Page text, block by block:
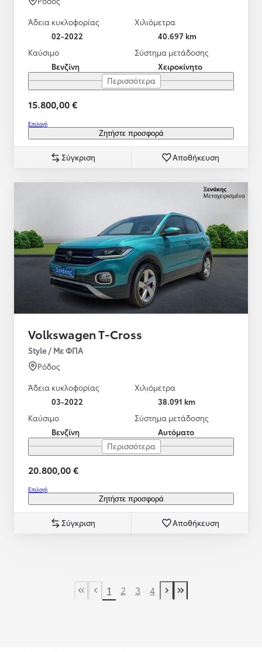
Άδεια κυκλοφορίας
02-2022
Χιλιόμετρα
40.697 km
Καύσιμο
Βενζίνη
Σύστημα μετάδοσης
Χειροκίνητο
Περισσότερα
15.800,00 €
Επιλογή
Ζητήστε προσφορά
Σύγκριση Αποθήκευση
Volkswagen T-Cross
Style / Με ΦΠΑ
Ρόδος
Άδεια κυκλοφορίας
03-2022
Χιλιόμετρα
38.091 km
Καύσιμο
Βενζίνη
Σύστημα μετάδοσης
Αυτόματο
Περισσότερα
20.800,00 €
Επιλογή
Ζητήστε προσφορά
Σύγκριση Αποθήκευση
Πρώτη σελίδα
Προηγούμενη σελίδα
1 2 3 4
Επόμενη σελίδα
Τελευταία σελίδα